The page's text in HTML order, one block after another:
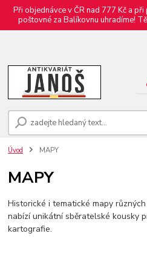
Při objednávce v ČR nad 777 Kč a
poštovné za Balíkovnu uhradíme!
Úvod MAPY
MAPY
Historické i tematické mapy
nabízí unikátní sběratelské kousky
kartografie.